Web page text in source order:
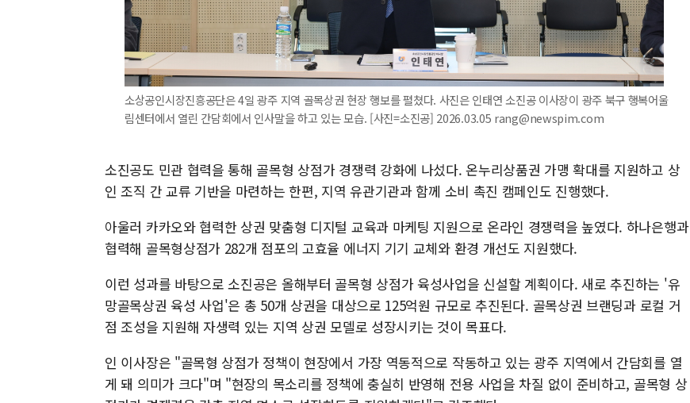
소상공인시장진흥공단은 4일 광주 지역 골목상권 현장 행보를 펼쳤다. 사진은 인태연 소진공 이사장이 광주 북구 행복어울
림센터에서 열린 간담회에서 인사말을 하고 있는 모습. [사진=소진공] 2026.03.05 rang@newspim.com
소진공도 민관 협력을 통해 골목형 상점가 경쟁력 강화에 나섰다. 온누리상품권 가맹 확대를 지원하고 상
인 조직 간 교류 기반을 마련하는 한편, 지역 유관기관과 함께 소비 촉진 캠페인도 진행했다.
아울러 카카오와 협력한 상권 맞춤형 디지털 교육과 마케팅 지원으로 온라인 경쟁력을 높였다. 하나은행과
협력해 골목형상점가 282개 점포의 고효율 에너지 기기 교체와 환경 개선도 지원했다.
이런 성과를 바탕으로 소진공은 올해부터 골목형 상점가 육성사업을 신설할 계획이다. 새로 추진하는 '유
망골목상권 육성 사업'은 총 50개 상권을 대상으로 125억원 규모로 추진된다. 골목상권 브랜딩과 로컬 거
점 조성을 지원해 자생력 있는 지역 상권 모델로 성장시키는 것이 목표다.
인 이사장은 "골목형 상점가 정책이 현장에서 가장 역동적으로 작동하고 있는 광주 지역에서 간담회를 열
게 돼 의미가 크다"며 "현장의 목소리를 정책에 충실히 반영해 전용 사업을 차질 없이 준비하고, 골목형 상